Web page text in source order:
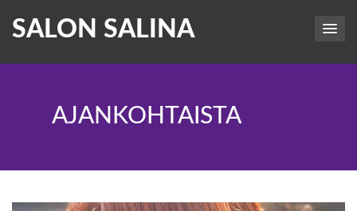
SALON SALINA
AJANKOHTAISTA